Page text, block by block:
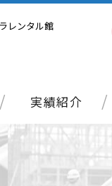
レンタル館
実績紹介